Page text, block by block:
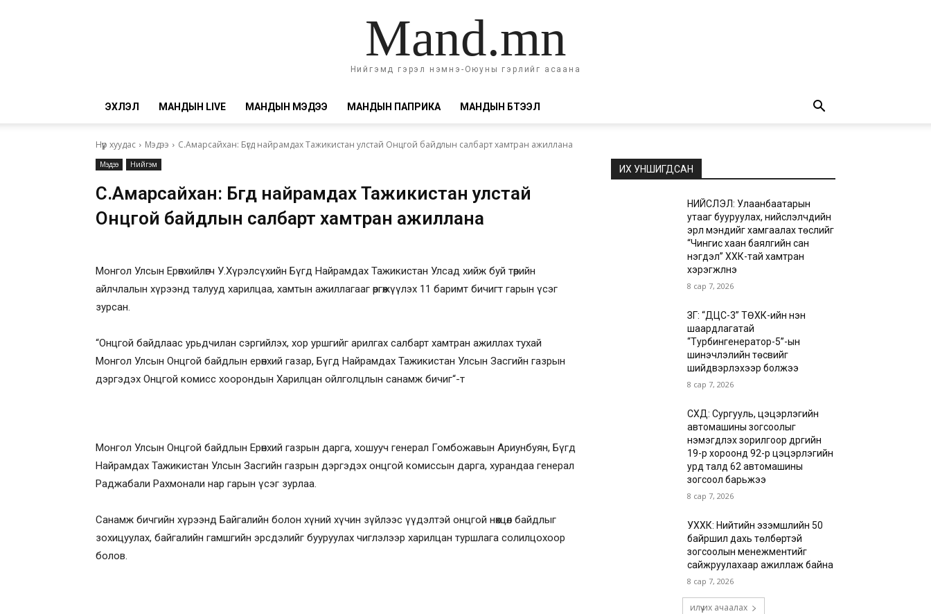
Mand.mn
Нийгэмд гэрэл нэмнэ-Оюуны гэрлийг асаана
ЭХЛЭЛ МАНДЫН LIVE МАНДЫН МЭДЭЭ МАНДЫН ПАПРИКА МАНДЫН БҮТЭЭЛ
Нүүр хуудас Мэдээ С.Амарсайхан: Бүгд найрамдах Тажикистан улстай Онцгой байдлын салбарт хамтран ажиллана
Мэдээ Нийгэм
С.Амарсайхан: Бүгд найрамдах Тажикистан улстай
Онцгой байдлын салбарт хамтран ажиллана
Монгол Улсын Ерөнхийлөгч У.Хүрэлсүхийн Бүгд Найрамдах Тажикистан Улсад хийж буй төрийн
айлчлалын хүрээнд талууд харилцаа, хамтын ажиллагааг өргөжүүлэх 11 баримт бичигт гарын үсэг
зурсан.
“Онцгой байдлаас урьдчилан сэргийлэх, хор уршгийг арилгах салбарт хамтран ажиллах тухай
Монгол Улсын Онцгой байдлын ерөнхий газар, Бүгд Найрамдах Тажикистан Улсын Засгийн газрын
дэргэдэх Онцгой комисс хоорондын Харилцан ойлголцлын санамж бичиг“-т
Монгол Улсын Онцгой байдлын Ерөнхий газрын дарга, хошууч генерал Гомбожавын Ариунбуян, Бүгд
Найрамдах Тажикистан Улсын Засгийн газрын дэргэдэх онцгой комиссын дарга, хурандаа генерал
Раджабали Рахмонали нар гарын үсэг зурлаа.
Санамж бичгийн хүрээнд Байгалийн болон хүний хүчин зүйлээс үүдэлтэй онцгой нөхцөл байдлыг
зохицуулах, байгалийн гамшгийн эрсдэлийг бууруулах чиглэлээр харилцан туршлага солилцохоор
болов.
ИХ УНШИГДСАН
НИЙСЛЭЛ: Улаанбаатарын
утааг бууруулах, нийслэлчүүдийн
эрүүл мэндийг хамгаалах төслийг
“Чингис хаан баялгийн сан
нэгдэл” ХХК-тай хамтран
хэрэгжүүлнэ
8 сар 7, 2026
ЗГ: “ДЦС-3” ТӨХК-ийн нэн
шаардлагатай
“Турбингенератор-5”-ын
шинэчлэлийн төсвийг
шийдвэрлэхээр болжээ
8 сар 7, 2026
СХД: Сургууль, цэцэрлэгийн
автомашины зогсоолыг
нэмэгдүүлэх зорилгоор дүүргийн
19-р хороонд 92-р цэцэрлэгийн
урд талд 62 автомашины
зогсоол барьжээ
8 сар 7, 2026
УХХК: Нийтийн эзэмшлийн 50
байршил дахь төлбөртэй
зогсоолын менежментийг
сайжруулахаар ажиллаж байна
8 сар 7, 2026
илүү их ачаалах